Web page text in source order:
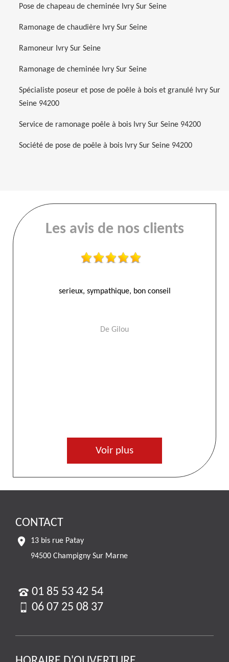
Pose de chapeau de cheminée Ivry Sur Seine
Ramonage de chaudière Ivry Sur Seine
Ramoneur Ivry Sur Seine
Ramonage de cheminée Ivry Sur Seine
Spécialiste poseur et pose de poêle à bois et granulé Ivry Sur
Seine 94200
Service de ramonage poêle à bois Ivry Sur Seine 94200
Société de pose de poêle à bois Ivry Sur Seine 94200
Les avis de nos clients
serieux, sympathique, bon conseil
De Gilou
Voir plus
CONTACT
13 bis rue Patay
94500 Champigny Sur Marne
01 85 53 42 54
06 07 25 08 37